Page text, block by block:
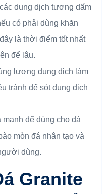
dung dịch tương dấm
có phải dùng khăn
là thời điểm tốt nhất
để lâu.
lượng dung dịch làm
tránh để sót dung dịch
để dùng cho đá
mòn đá nhân tạo và
dùng.
Granite